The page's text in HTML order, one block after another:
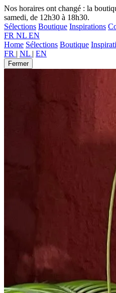
Nos horaires ont changé : la
samedi, de 12h30 à 18h30.
Sélections Boutique Inspirations
FR NL EN
Home Sélections Boutique
FR | NL | EN
Fermer